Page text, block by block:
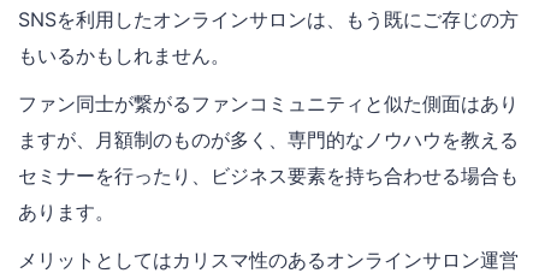
SNSを利用したオンラインサロンは、もう既にご存じの方
もいるかもしれません。
ファン同士が繋がるファンコミュニティと似た側面はあり
ますが、月額制のものが多く、専門的なノウハウを教える
セミナーを行ったり、ビジネス要素を持ち合わせる場合も
あります。
メリットとしてはカリスマ性のあるオンラインサロン運営